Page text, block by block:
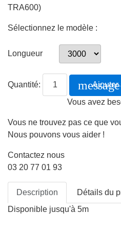
TRA600)
Sélectionnez le modèle :
Longueur
Quantité: message
Ajouter
Vous avez
Vous ne trouvez pas ce que
Nous pouvons vous aider !
Contactez nous
03 20 77 01 93
Description
Détails du
Disponible jusqu'à 5m